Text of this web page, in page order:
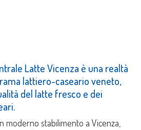
Latte Vicenza è una realtà
lattiero-caseario veneto,
del latte fresco e dei
moderno stabilimento a Vicenza,